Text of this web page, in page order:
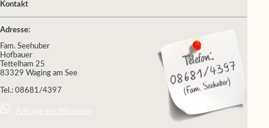
Kontakt
Adresse:
Fam. Seehuber
Hofbauer
Tettelham 25
83329 Waging am See
Tel .: 08681/4397
Anfrage per Whatsapp